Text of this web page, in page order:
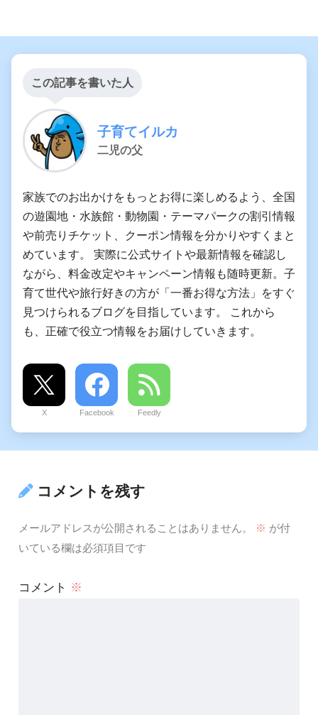
この記事を書いた人
子育てイルカ
二児の父
家族でのお出かけをもっとお得に楽しめるよう、全国
の遊園地・水族館・動物園・テーマパークの割引情報
や前売りチケット、クーポン情報を分かりやすくまと
めています。 実際に公式サイトや最新情報を確認し
ながら、料金改定やキャンペーン情報も随時更新。子
育て世代や旅行好きの方が「一番お得な方法」をすぐ
見つけられるブログを目指しています。 これから
も、正確で役立つ情報をお届けしていきます。
X Facebook Feedly
コメントを残す
メールアドレスが公開されることはありません。 ※ が付
いている欄は必須項目です
コメント ※